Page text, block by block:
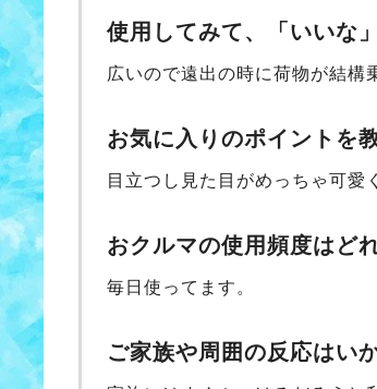
使用してみて、「いいな
広いので遠出の時に荷物が結構
お気に入りのポイントを
目立つし見た目がめっちゃ可愛
おクルマの使用頻度はど
毎日使ってます。
ご家族や周囲の反応はい